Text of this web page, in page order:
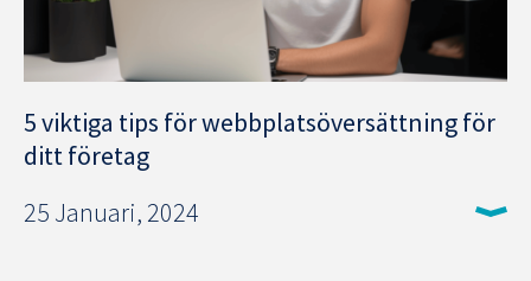
5 viktiga tips för webbplatsöversättning för
ditt företag
25 Januari, 2024